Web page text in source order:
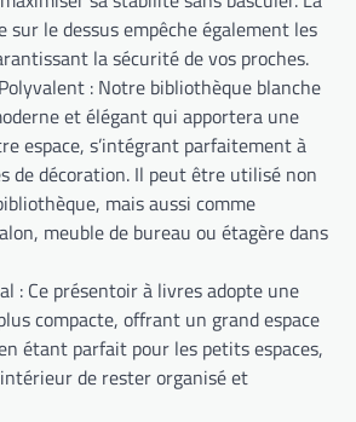
sur le dessus empêche également les
la sécurité de vos proches.
: Notre bibliothèque blanche
et élégant qui apportera une
espace, s’intégrant parfaitement à
de décoration. Il peut être utilisé non
mais aussi comme
meuble de bureau ou étagère dans
: Ce présentoir à livres adopte une
compacte, offrant un grand espace
étant parfait pour les petits espaces,
de rester organisé et